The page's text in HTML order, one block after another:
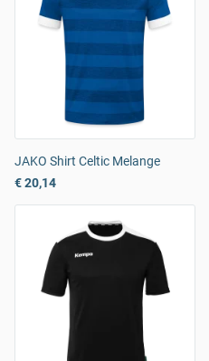
JAKO Shirt Celtic Melange
€ 20,14